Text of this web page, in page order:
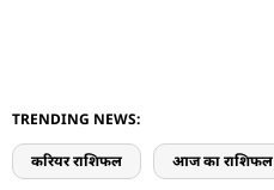
TRENDING NEWS:
करियर राशिफल आज का राशिफल